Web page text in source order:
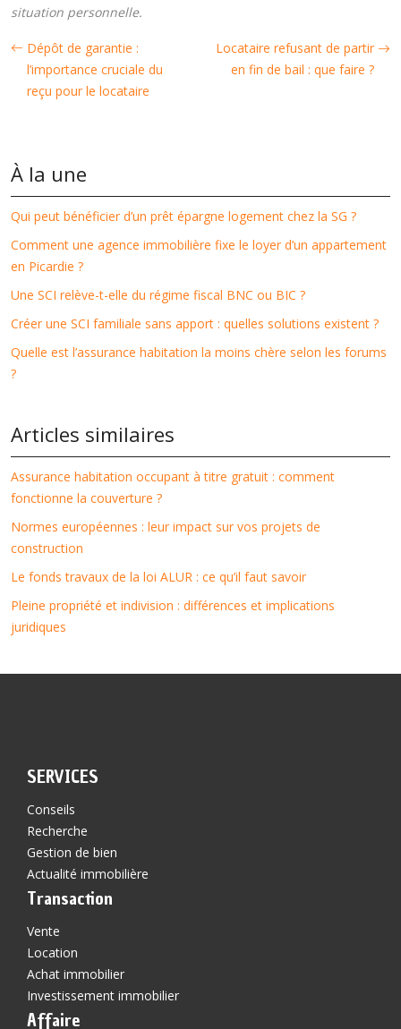
situation personnelle.
Dépôt de garantie :
l’importance cruciale du
reçu pour le locataire
Locataire refusant de partir
en fin de bail : que faire ?
À la une
Qui peut bénéficier d’un prêt épargne logement chez la SG ?
Comment une agence immobilière fixe le loyer d’un appartement
en Picardie ?
Une SCI relève-t-elle du régime fiscal BNC ou BIC ?
Créer une SCI familiale sans apport : quelles solutions existent ?
Quelle est l’assurance habitation la moins chère selon les forums
?
Articles similaires
Assurance habitation occupant à titre gratuit : comment
fonctionne la couverture ?
Normes européennes : leur impact sur vos projets de
construction
Le fonds travaux de la loi ALUR : ce qu’il faut savoir
Pleine propriété et indivision : différences et implications
juridiques
SERVICES
Conseils
Recherche
Gestion de bien
Actualité immobilière
Transaction
Vente
Location
Achat immobilier
Investissement immobilier
Affaire